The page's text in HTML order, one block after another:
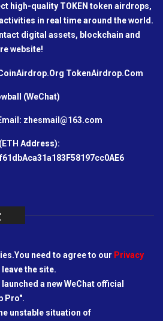
high-quality TOKEN token airdrops,
in real time around the world.
digital assets, blockchain and
website!
TokenAirdrop.Com
(WeChat)
zhesmail@163.com
Address):
need to agree to our Privacy
the site.
a new WeChat official
Pro".
unstable situation of